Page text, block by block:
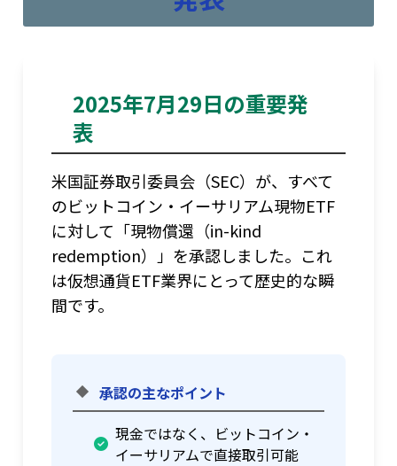
2025年7月29日の重要発
表
米国証券取引委員会（SEC）が、すべて
のビットコイン・イーサリアム現物ETF
に対して「現物償還（in-kind
redemption）」を承認しました。これ
は仮想通貨ETF業界にとって歴史的な瞬
間です。
承認の主なポイント
現金ではなく、ビットコイン・
イーサリアムで直接取引可能